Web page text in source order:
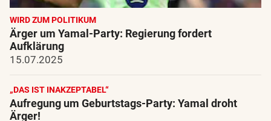
WIRD ZUM POLITIKUM
Ärger um Yamal-Party: Regierung fordert
Aufklärung
15.07.2025
„DAS IST INAKZEPTABEL“
Aufregung um Geburtstags-Party: Yamal droht
Ärger!